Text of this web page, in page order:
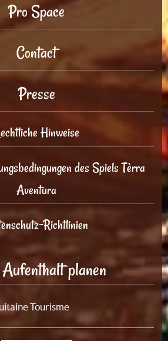
Pro Space
Contact
Presse
Hinweise
des Spiels Tèrra
Aventura
Richtlinien
planen
Tourisme